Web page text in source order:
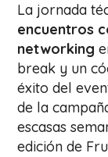
La jornada
encuentros
networking
break y un
éxito del
de la
escasas
edición de